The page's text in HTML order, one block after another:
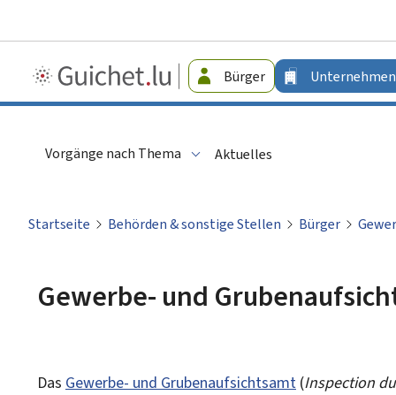
Guichet.lu
-
Bürger Unternehmen
Vorgänge nach Thema Aktuelles
Startseite Behörden & sonstige Stellen Bürger
Gewerbe- und
Das Gewerbe- und Grubenaufsichtsamt (Inspection